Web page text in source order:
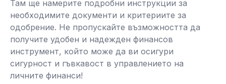
Там ще намерите подробни инструкции за
необходимите документи и критериите за
одобрение. Не пропускайте възможността да
получите удобен и надежден финансов
инструмент, който може да ви осигури
сигурност и гъвкавост в управлението на
личните финанси!